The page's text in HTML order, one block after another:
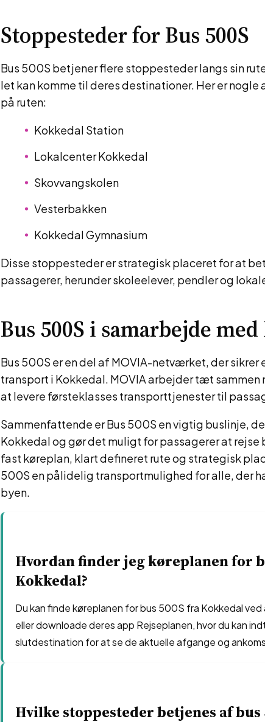
Stoppesteder for Bus 500S
Bus 500S betjener flere stoppesteder langs sin
let kan komme til deres destinationer. Her er
på ruten:
Kokkedal Station
Lokalcenter Kokkedal
Skovvangskolen
Vesterbakken
Kokkedal Gymnasium
Disse stoppesteder er strategisk placeret for at
passagerer, herunder skoleelever, pendler og
Bus 500S i samarbejde
Bus 500S er en del af MOVIA-netværket, der
transport i Kokkedal. MOVIA arbejder tæt
at levere førsteklasses transporttjenester til
Sammenfattende er Bus 500S en vigtig buslinje,
Kokkedal og gør det muligt for passagerer at rejse
fast køreplan, klart defineret rute og strategisk
500S en pålidelig transportmulighed for alle, der
byen.
Hvordan finder jeg køreplanen for
Kokkedal?
Du kan finde køreplanen for bus 500S fra Kokkedal
eller downloade deres app Rejseplanen, hvor du kan
slutdestination for at se de aktuelle afgange og
Hvilke stoppesteder betjenes af bus